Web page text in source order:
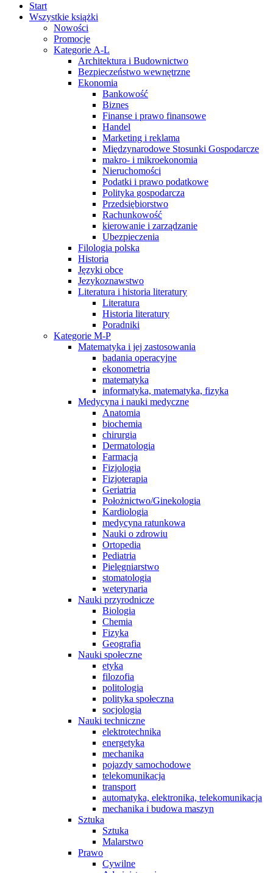
Start
Wszystkie książki
Nowości
Promocje
Kategorie A-L
Architektura i Budownictwo
Bezpieczeństwo wewnętrzne
Ekonomia
Bankowość
Biznes
Finanse i prawo finansowe
Handel
Marketing i reklama
Międzynarodowe Stosunki Gospodarcze
makro- i mikroekonomia
Nieruchomości
Podatki i prawo podatkowe
Polityka gospodarcza
Przedsiębiorstwo
Rachunkowość
kierowanie i zarządzanie
Ubezpieczenia
Filologia polska
Historia
Języki obce
Jezykoznawstwo
Literatura i historia literatury
Literatura
Historia literatury
Poradniki
Kategorie M-P
Matematyka i jej zastosowania
badania operacyjne
ekonometria
matematyka
informatyka, matematyka, fizyka
Medycyna i nauki medyczne
Anatomia
biochemia
chirurgia
Dermatologia
Farmacja
Fizjologia
Fizjoterapia
Geriatria
Położnictwo/Ginekologia
Kardiologia
medycyna ratunkowa
Nauki o zdrowiu
Ortopedia
Pediatria
Pielęgniarstwo
stomatologia
weterynaria
Nauki przyrodnicze
Biologia
Chemia
Fizyka
Geografia
Nauki społeczne
etyka
filozofia
politologia
polityka społeczna
socjologia
Nauki techniczne
elektrotechnika
energetyka
mechanika
pojazdy samochodowe
telekomunikacja
transport
automatyka, elektronika, telekomunikacja
mechanika i budowa maszyn
Sztuka
Sztuka
Malarstwo
Prawo
Cywilne